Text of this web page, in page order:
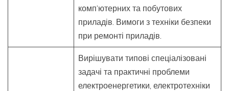
комп’ютерних та побутових
приладів. Вимоги з техніки безпеки
при ремонті приладів.
Вирішувати типові спеціалізовані
задачі та практичні проблеми
електроенергетики, електротехніки